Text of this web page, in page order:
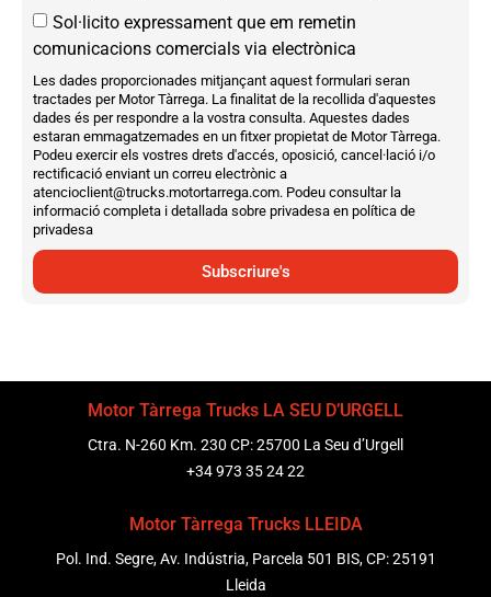
Sol·licito expressament que em remetin
comunicacions comercials via electrònica
Les dades proporcionades mitjançant aquest formulari seran
tractades per Motor Tàrrega. La finalitat de la recollida d'aquestes
dades és per respondre a la vostra consulta. Aquestes dades
estaran emmagatzemades en un fitxer propietat de Motor Tàrrega.
Podeu exercir els vostres drets d'accés, oposició, cancel·lació i/o
rectificació enviant un correu electrònic a
atencioclient@trucks.motortarrega.com. Podeu consultar la
informació completa i detallada sobre privadesa en política de
privadesa
Subscriure's
Motor Tàrrega Trucks LA SEU D’URGELL
Ctra. N-260 Km. 230 CP: 25700 La Seu d’Urgell
+34 973 35 24 22
Motor Tàrrega Trucks LLEIDA
Pol. Ind. Segre, Av. Indústria, Parcela 501 BIS, CP: 25191
Lleida